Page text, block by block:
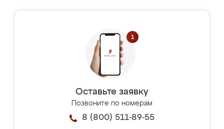
Оставьте заявку
Позвоните по номерам
8 (800) 511-89-55